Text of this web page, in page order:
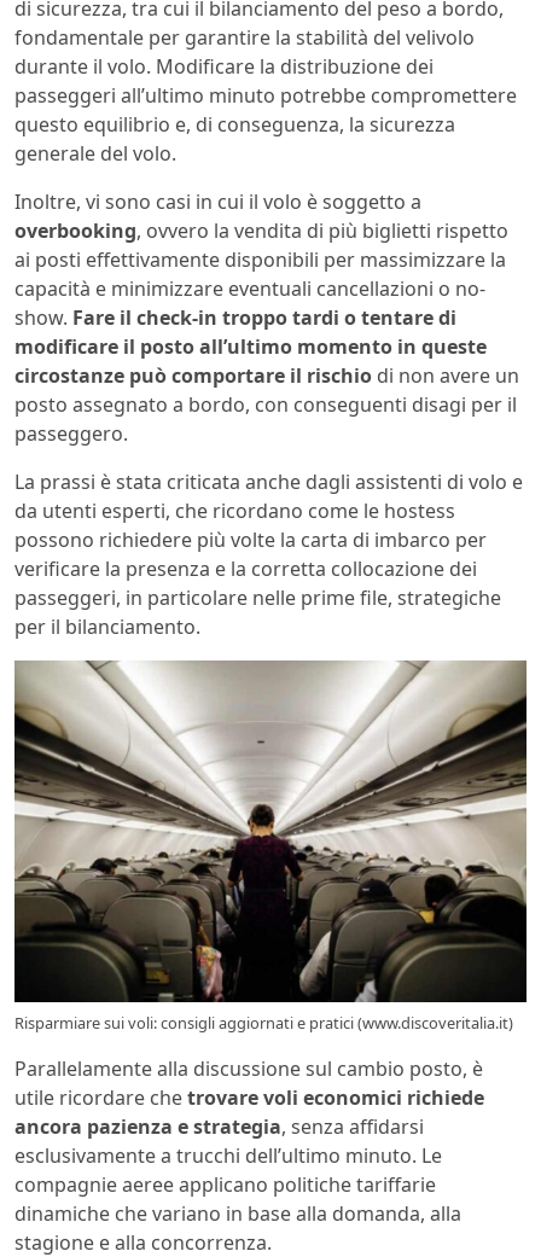
di sicurezza, tra cui il bilanciamento del peso a bordo,
fondamentale per garantire la stabilità del velivolo
durante il volo. Modificare la distribuzione dei
passeggeri all’ultimo minuto potrebbe compromettere
questo equilibrio e, di conseguenza, la sicurezza
generale del volo.
Inoltre, vi sono casi in cui il volo è soggetto a
overbooking, ovvero la vendita di più biglietti rispetto
ai posti effettivamente disponibili per massimizzare la
capacità e minimizzare eventuali cancellazioni o no-
show. Fare il check-in troppo tardi o tentare di
modificare il posto all’ultimo momento in queste
circostanze può comportare il rischio di non avere un
posto assegnato a bordo, con conseguenti disagi per il
passeggero.
La prassi è stata criticata anche dagli assistenti di volo e
da utenti esperti, che ricordano come le hostess
possono richiedere più volte la carta di imbarco per
verificare la presenza e la corretta collocazione dei
passeggeri, in particolare nelle prime file, strategiche
per il bilanciamento.
Risparmiare sui voli: consigli aggiornati e pratici (www.discoveritalia.it)
Parallelamente alla discussione sul cambio posto, è
utile ricordare chetrovare voli economici richiede
ancora pazienza e strategia, senza affidarsi
esclusivamente a trucchi dell’ultimo minuto. Le
compagnie aeree applicano politiche tariffarie
dinamiche che variano in base alla domanda, alla
stagione e alla concorrenza.